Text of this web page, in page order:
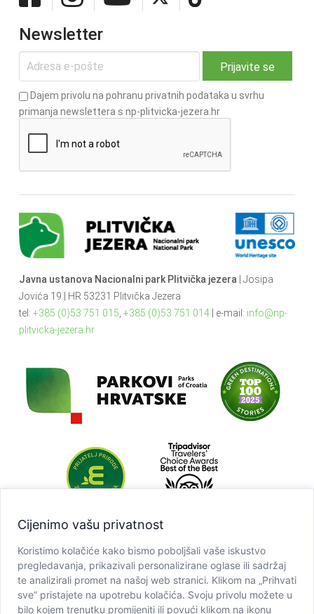
Cijenimo vašu privatnost
Koristimo kolačiće kako bismo poboljšali vaše iskustvo
pregledavanja, prikazivali personalizirane oglase ili sadržaj
te analizirali promet na našoj web stranici. Klikom na „Prihvati
sve” pristajete na upotrebu kolačića. Svoju privolu možete u
bilo kojem trenutku promijeniti ili povući klikom na ikonu
Newsletter
Dajem privolu na pohranu privatnih podataka u svrhu
primanja newslettera s np-plitvicka-jezera.hr
Javna ustanova Nacionalni park Plitvička jezera | Josipa
Jovića 19 | HR 53231 Plitvička Jezera
tel: +385 (0)53 751 015 +385 (0)53 751 014| e-mail: info@np-
plitvicka-jezera.hr